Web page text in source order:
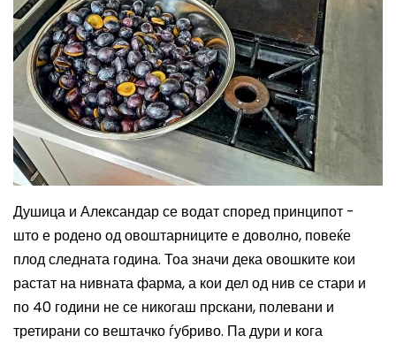
Душица и Александар се водатспоред принципот -
штое родено од овоштарниците е доволно, повеќе
плодследната година. Тоа значи дека овошките кои
растат на нивната фарма, а кои дел од нив се стари и
по 40 години не се никогаш прскани, полевани и
третирани со вештачко ѓубриво. Па дури и кога